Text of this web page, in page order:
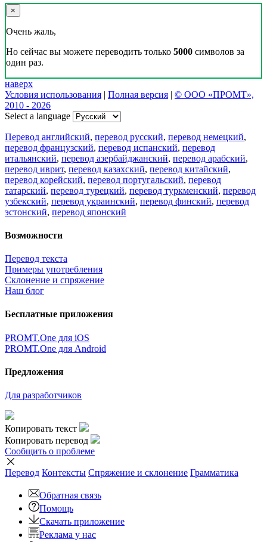
×
Очень жаль,
Но сейчас вы можете переводить только 5000 символов за
один раз.
наверх
Условия использования | Полная версия | © ООО «ПРОМТ»,
2010 - 2026
Select a language
Перевод английский, перевод русский, перевод немецкий,
перевод французский, перевод испанский, перевод
итальянский, перевод азербайджанский, перевод арабский,
перевод иврит, перевод казахский, перевод китайский,
перевод корейский, перевод португальский, перевод
татарский, перевод турецкий, перевод туркменский, перевод
узбекский, перевод украинский, перевод финский, перевод
эстонский, перевод японский
Возможности
Перевод текста
Примеры употребления
Склонение и спряжение
Наш блог
Бесплатные приложения
PROMT.One для iOS
PROMT.One для Android
Предложения
Для разработчиков
Копировать текст
Копировать перевод
Сообщить о проблеме
Перевод Контексты Спряжение и склонение Грамматика
Обратная связь
Помощь
Скачать приложение
Реклама у нас